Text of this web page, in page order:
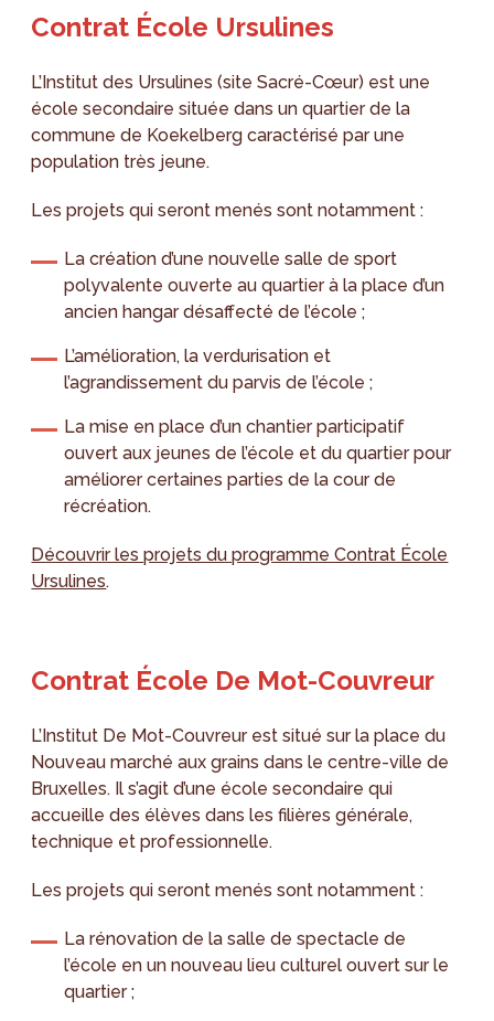
Contrat École Ursulines
L’Institut des Ursulines (site Sacré-Cœur) est une
école secondaire située dans un quartier de la
commune de Koekelberg caractérisé par une
population très jeune.
Les projets qui seront menés sont notamment :
La création d’une nouvelle salle de sport
polyvalente ouverte au quartier à la place d’un
ancien hangar désaffecté de l’école ;
L’amélioration, la verdurisation et
l’agrandissement du parvis de l’école ;
La mise en place d’un chantier participatif
ouvert aux jeunes de l’école et du quartier pour
améliorer certaines parties de la cour de
récréation.
Découvrir les projets du programme Contrat École
Ursulines.
Contrat École De Mot-Couvreur
L’Institut De Mot-Couvreur est situé sur la place du
Nouveau marché aux grains dans le centre-ville de
Bruxelles. Il s’agit d’une école secondaire qui
accueille des élèves dans les filières générale,
technique et professionnelle.
Les projets qui seront menés sont notamment :
La rénovation de la salle de spectacle de
l’école en un nouveau lieu culturel ouvert sur le
quartier ;